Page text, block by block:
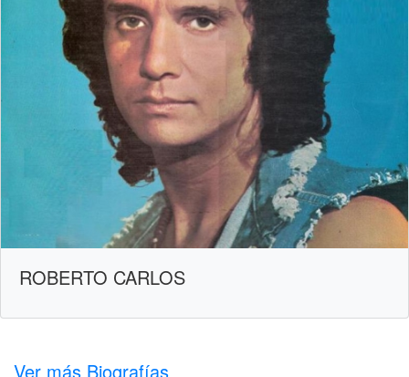
ROBERTO CARLOS
Ver más Biografías